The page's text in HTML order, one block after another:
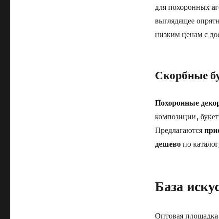
для похоронных
выглядящее
низким ценам с
Скорбные
Похоронные
композиции,
Предлагаются
дешевопо
База
Оптовая